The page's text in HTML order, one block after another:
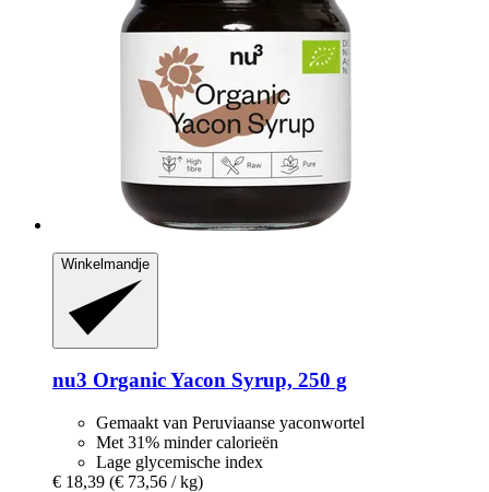
Winkelmandje
nu3 Organic Yacon Syrup, 250 g
Gemaakt van Peruviaanse yaconwortel
Met 31% minder calorieën
Lage glycemische index
€ 18,39 (€ 73,56 / kg)